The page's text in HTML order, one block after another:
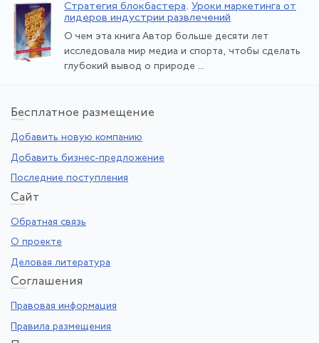
Стратегия блокбастера. Уроки маркетинга от
лидеров индустрии развлечений
О чем эта книга Автор больше десяти лет
исследовала мир медиа и спорта, чтобы сделать
глубокий вывод о природе ...
Бесплатное размещение
Добавить новую компанию
Добавить бизнес-предложение
Последние поступления
Сайт
Обратная связь
О проекте
Деловая литература
Соглашения
Правовая информация
Правила размещения